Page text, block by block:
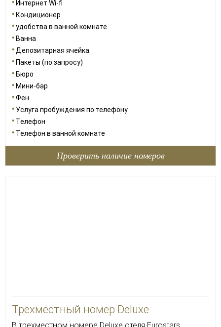
Интернет Wi-fi
Кондиционер
удобства в ванной комнате
Ванна
Депозитарная ячейка
Пакеты (по запросу)
Бюро
Мини-бар
Фен
Услуга пробуждения по телефону
Телефон
Телефон в ванной комнате
Проверить наличие номеров
Трехместный номер Deluxe